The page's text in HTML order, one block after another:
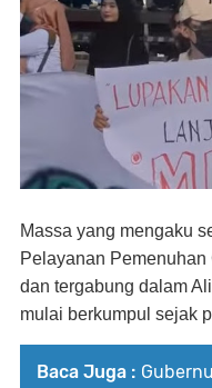
Massa yang mengaku
Pelayanan
dan tergabung dalam
mulai berkumpul sejak
Baca Juga :